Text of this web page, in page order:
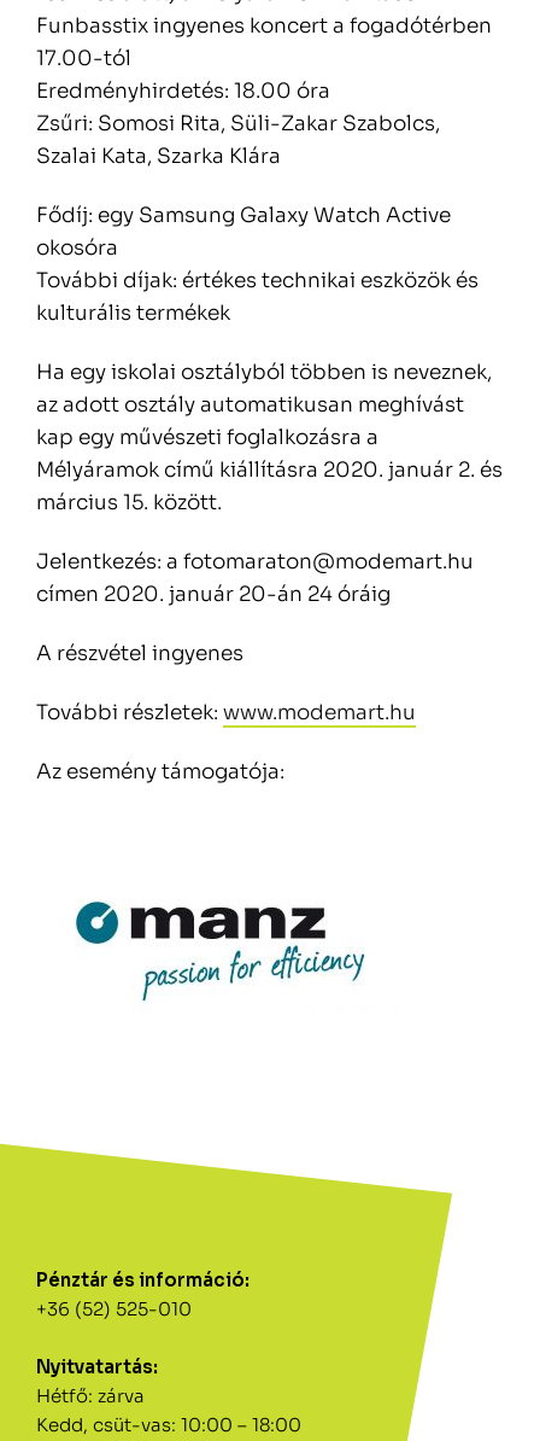
Pénztár és információ:
+36 (52) 525-010
Nyitvatartás:
Hétfő: zárva
Kedd, csüt-vas: 10:00 – 18:00
Funbasstix ingyenes koncert a fogadótérben
17.00-tól
Eredményhirdetés: 18.00 óra
Zsűri: Somosi Rita, Süli-Zakar Szabolcs,
Szalai Kata, Szarka Klára
Fődíj: egy Samsung Galaxy Watch Active
okosóra
További díjak: értékes technikai eszközök és
kulturális termékek
Ha egy iskolai osztályból többen is neveznek,
az adott osztály automatikusan meghívást
kap egy művészeti foglalkozásra a
Mélyáramok című kiállításra 2020. január 2. és
március 15. között.
Jelentkezés: a fotomaraton@modemart.hu
címen 2020. január 20-án 24 óráig
A részvétel ingyenes
További részletek: www.modemart.hu
Az esemény támogatója: